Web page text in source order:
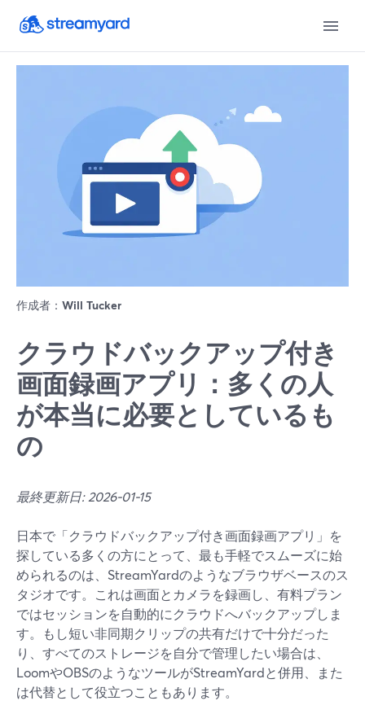
作成者： Will Tucker
クラウドバックアップ付き
画面録画アプリ：多くの人
が本当に必要としているも
の
最終更新日: 2026-01-15
日本で「クラウドバックアップ付き画面録画アプリ」を
探している多くの方にとって、最も手軽でスムーズに始
められるのは、StreamYardのようなブラウザベースのス
タジオです。これは画面とカメラを録画し、有料プラン
ではセッションを自動的にクラウドへバックアップしま
す。もし短い非同期クリップの共有だけで十分だった
り、すべてのストレージを自分で管理したい場合は、
LoomやOBSのようなツールがStreamYardと併用、また
は代替として役立つこともあります。